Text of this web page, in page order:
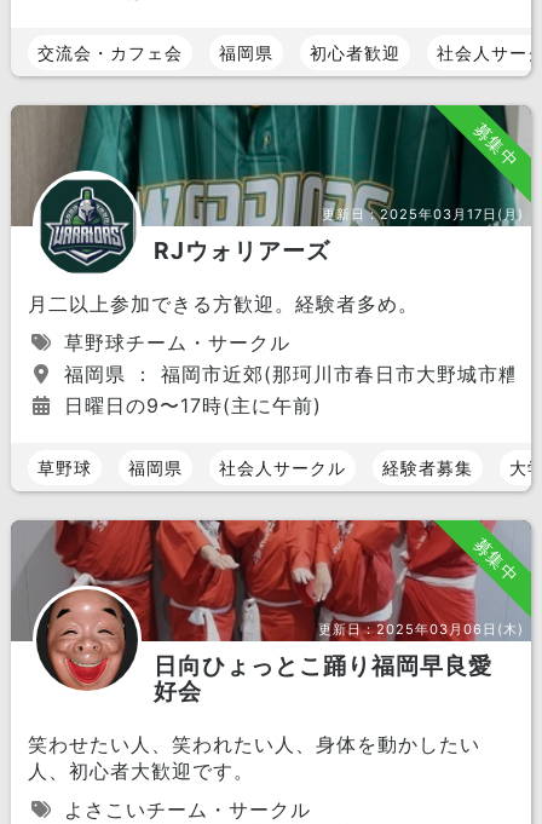
交流会・カフェ会 福岡県 初心者歓迎 社会人サー
募集中
更新日：2025年03月17日(月)
RJウォリアーズ
月二以上参加できる方歓迎。経験者多め。
草野球チーム・サークル
福岡県 ： 福岡市近郊(那珂川市春日市大野城市糟
日曜日の9〜17時(主に午前)
草野球 福岡県 社会人サークル 経験者募集 大
募集中
更新日：2025年03月06日(木)
日向ひょっとこ踊り福岡早良愛
好会
笑わせたい人、笑われたい人、身体を動かしたい
人、初心者大歓迎です。
よさこいチーム・サークル